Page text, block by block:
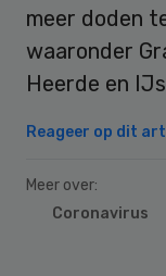
meer doden
waaronder
Heerde en
Reageer op dit
Meer over:
Coronavirus